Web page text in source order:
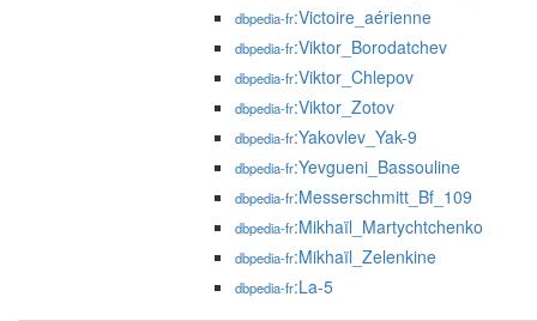
dbpedia-fr:Victoire_aérienne
dbpedia-fr:Viktor_Borodatchev
dbpedia-fr:Viktor_Chlepov
dbpedia-fr:Viktor_Zotov
dbpedia-fr:Yakovlev_Yak-9
dbpedia-fr:Yevgueni_Bassouline
dbpedia-fr:Messerschmitt_Bf_109
dbpedia-fr:Mikhaïl_Martychtchenko
dbpedia-fr:Mikhaïl_Zelenkine
dbpedia-fr:La-5